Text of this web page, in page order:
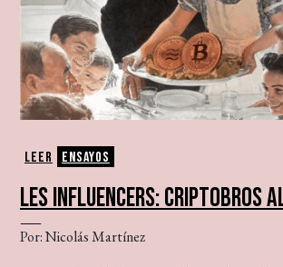
Leer Ensayos
LES INFLUENCERS: CRIPTOBROS
Por: Nicolás Martínez